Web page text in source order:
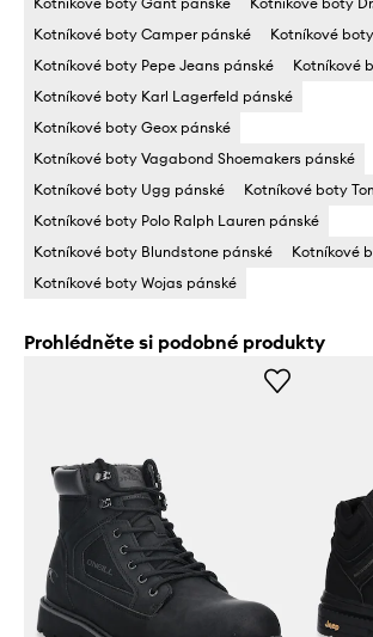
Kotníkové boty Camper pánské
Kotníkové
Kotníkové boty Pepe Jeans pánské
Kotníkové
Kotníkové boty Karl Lagerfeld pánské
Kotníkové boty Geox pánské
Kotníkové boty Vagabond Shoemakers pánské
Kotníkové boty Ugg pánské
Kotníkové boty
Kotníkové boty Polo Ralph Lauren pánské
Kotníkové boty Blundstone pánské
Kotníkové
Kotníkové boty Wojas pánské
Prohlédněte si podobné produkty